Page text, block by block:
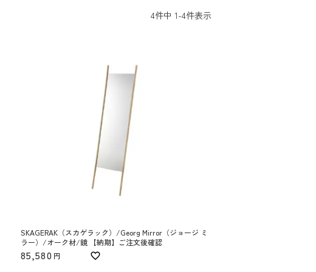
4件中 1-4件表示
SKAGERAK（スカゲラック）/Georg Mirror（ジョージ ミ
ラー）/オーク材/鏡 【納期】ご注文後確認
85,580